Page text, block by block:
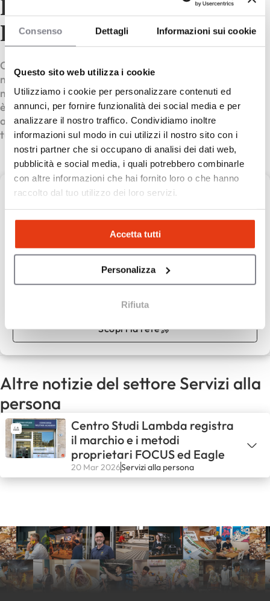
Consenso Dettagli Informazioni sui cookie
Questo sito web utilizza i cookie
Utilizziamo i cookie per personalizzare contenuti ed
annunci, per fornire funzionalità dei social media e per
analizzare il nostro traffico. Condividiamo inoltre
informazioni sul modo in cui utilizzi il nostro sito con i
nostri partner che si occupano di analisi dei dati web,
pubblicità e social media, i quali potrebbero combinarle
con altre informazioni che hai fornito loro o che hanno
raccolto dal tuo utilizzo dei loro servizi.
Accetta tutti
Personalizza
Rifiuta
Franchising Centro Studi
Lambda
Centro Studi Lambda è un marchio innovativo
nell’ambito della formazione, che si è evoluto in un
modello educativo completo dal 2020. La sua missione
è quella di offrire supporto a studenti e famiglie
attraverso un sistema scalabile di centri formativi in
tutta Italia.
Centro Studi Lambda
Non esistono studenti stupidi, esistono studenti senza
35.000 €
Scopri la rete
Altre notizie del settore Servizi alla
persona
Centro Studi Lambda registra
il marchio e i metodi
proprietari FOCUS ed Eagle
20 Mar 2026Servizi alla persona